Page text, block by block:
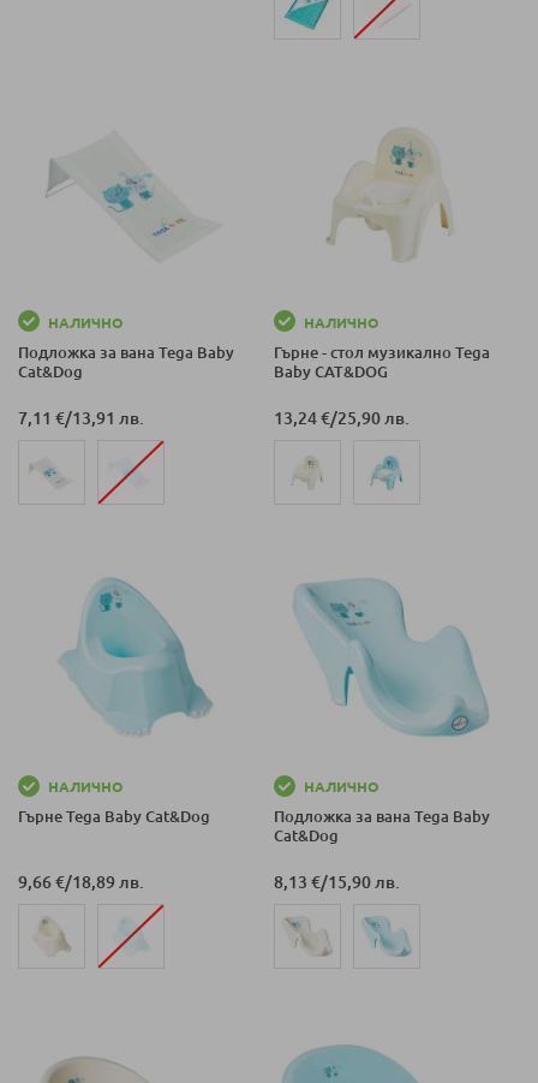
НАЛИЧНО
Подложка за вана Tega Baby
Cat&Dog
7,11 €/13,91 лв.
НАЛИЧНО
Гърне - стол музикално Tega
Baby CAT&DOG
13,24 €/25,90 лв.
НАЛИЧНО
Гърне Tega Baby Cat&Dog
9,66 €/18,89 лв.
НАЛИЧНО
Подложка за вана Tega Baby
Cat&Dog
8,13 €/15,90 лв.